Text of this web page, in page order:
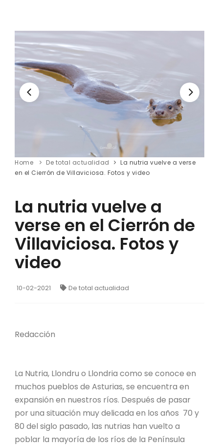
Home De total actualidad
La nutria vuelve a verse
en el Cierrón de Villaviciosa. Fotos y video
La nutria vuelve a
verse en el Cierrón de
Villaviciosa. Fotos y
video
10-02-2021 De total actualidad
Redacción
La Nutria, Llondru o Llondria como se conoce en
muchos pueblos de Asturias, se encuentra en
expansión en nuestros ríos. Después de pasar
por una situación muy delicada en los años 70 y
80 del siglo pasado, las nutrias han vuelto a
poblar la mayoría de los ríos de la Península